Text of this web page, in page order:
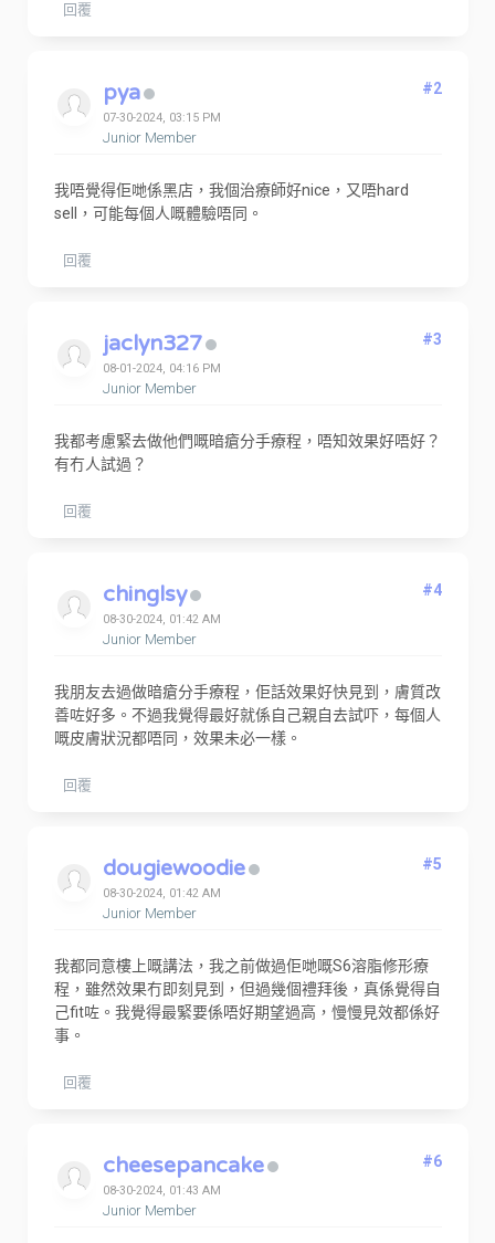
回覆
pya
07-30-2024, 03:15 PM
Junior Member
#2
我唔覺得佢哋係黑店，我個治療師好nice，又唔hard
sell，可能每個人嘅體驗唔同。
回覆
jaclyn327
08-01-2024, 04:16 PM
Junior Member
#3
我都考慮緊去做他們嘅暗瘡分手療程，唔知效果好唔好？
有冇人試過？
回覆
chinglsy
08-30-2024, 01:42 AM
Junior Member
#4
我朋友去過做暗瘡分手療程，佢話效果好快見到，膚質改
善咗好多。不過我覺得最好就係自己親自去試吓，每個人
嘅皮膚狀況都唔同，效果未必一樣。
回覆
dougiewoodie
08-30-2024, 01:42 AM
Junior Member
#5
我都同意樓上嘅講法，我之前做過佢哋嘅S6溶脂修形療
程，雖然效果冇即刻見到，但過幾個禮拜後，真係覺得自
己fit咗。我覺得最緊要係唔好期望過高，慢慢見效都係好
事。
回覆
cheesepancake
08-30-2024, 01:43 AM
Junior Member
#6